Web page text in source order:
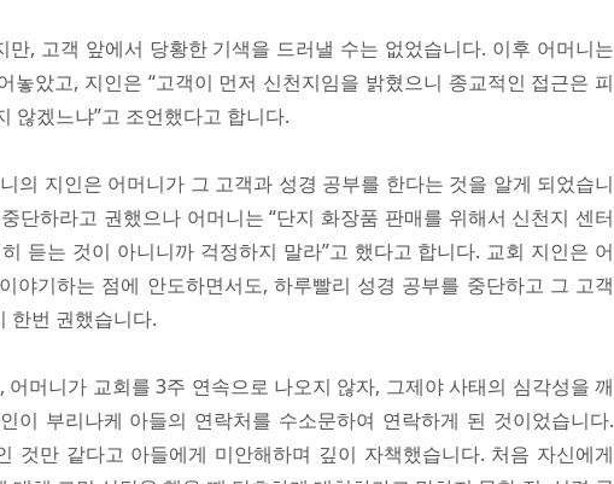
만, 고객 앞에서 당황한 기색을 드러낼 수는 없었습니다. 이후 어머니는
놓았고, 지인은 “고객이 먼저 신천지임을 밝혔으니 종교적인 접근은 피
않겠느냐”고 조언했다고 합니다.
의 지인은 어머니가 그 고객과 성경 공부를 한다는 것을 알게 되었습니
단하라고 권했으나 어머니는 “단지 화장품 판매를 위해서 신천지 센터
듣는 것이 아니니까 걱정하지 말라”고 했다고 합니다. 교회 지인은 어
야기하는 점에 안도하면서도, 하루빨리 성경 공부를 중단하고 그 고객
한번 권했습니다.
어머니가 교회를 3주 연속으로 나오지 않자, 그제야 사태의 심각성을 깨
이 부리나케 아들의 연락처를 수소문하여 연락하게 된 것이었습니다.
것만 같다고 아들에게 미안해하며 깊이 자책했습니다. 처음 자신에게